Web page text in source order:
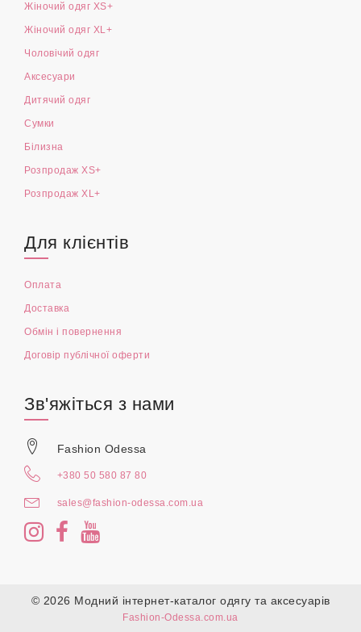
Жіночий одяг XS+
Жіночий одяг XL+
Чоловічий одяг
Аксесуари
Дитячий одяг
Сумки
Білизна
Розпродаж XS+
Розпродаж XL+
Для клієнтів
Оплата
Доставка
Обмін і повернення
Договір публічної оферти
Зв'яжіться з нами
Fashion Odessa
+380 50 580 87 80
sales@fashion-odessa.com.ua
© 2026 Модний інтернет-каталог одягу та аксесуарів
Fashion-Odessa.com.ua